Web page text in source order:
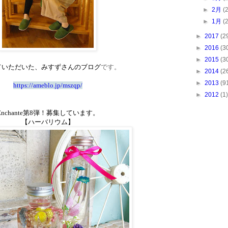
ただいた、みすずさんのブログです。
https://ameblo.jp/mszqp/
第8弾！募集しています。
【ハーバリウム】
►2月
► 1月
► 2017
► 2016
► 2015
► 2014
► 2013
► 2012 (1)